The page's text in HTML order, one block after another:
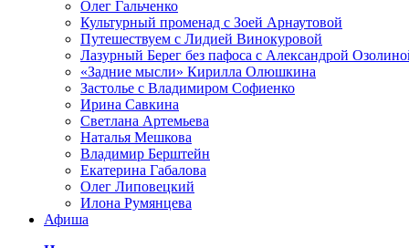
Олег Гальченко
Культурный променад с Зоей Арнаутовой
Путешествуем с Лидией Винокуровой
Лазурный Берег без пафоса с Александрой
«Задние мысли» Кирилла Олюшкина
Застолье с Владимиром Софиенко
Ирина Савкина
Светлана Артемьева
Наталья Мешкова
Владимир Берштейн
Екатерина Габалова
Олег Липовецкий
Илона Румянцева
Афиша